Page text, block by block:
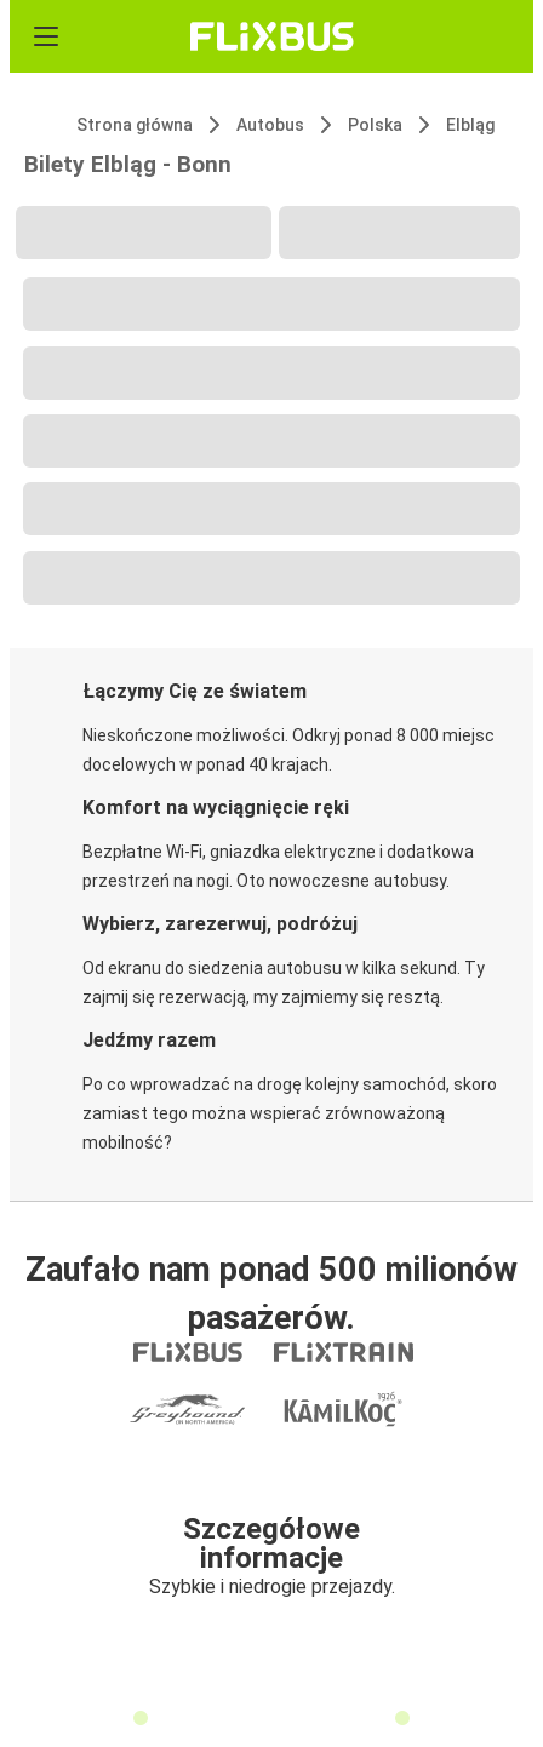
Strona główna Autobus Polska Elbląg
Bilety Elbląg - Bonn
Łączymy Cię ze światem
Nieskończone możliwości. Odkryj ponad 8 000 miejsc
docelowych w ponad 40 krajach.
Komfort na wyciągnięcie ręki
Bezpłatne Wi-Fi, gniazdka elektryczne i dodatkowa
przestrzeń na nogi. Oto nowoczesne autobusy.
Wybierz, zarezerwuj, podróżuj
Od ekranu do siedzenia autobusu w kilka sekund. Ty
zajmij się rezerwacją, my zajmiemy się resztą.
Jedźmy razem
Po co wprowadzać na drogę kolejny samochód, skoro
zamiast tego można wspierać zrównoważoną
mobilność?
Zaufało nam ponad 500 milionów
pasażerów.
Szczegółowe
informacje
Szybkie i niedrogie przejazdy.